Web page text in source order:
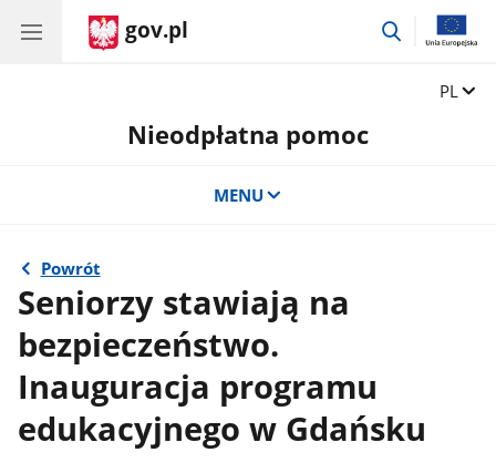
gov.pl
przejdź
Zmień
PL
Nieodpłatna pomoc
MENU
Powrót
Seniorzy stawiają na
bezpieczeństwo.
Inauguracja programu
edukacyjnego w Gdańsku